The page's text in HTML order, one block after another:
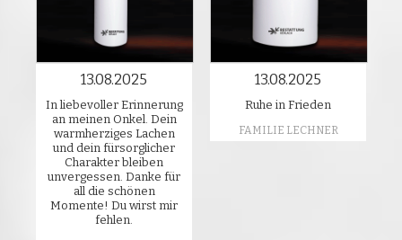
13.08.2025
In liebevoller Erinnerung
an meinen Onkel. Dein
warmherziges Lachen
und dein fürsorglicher
Charakter bleiben
unvergessen. Danke für
all die schönen
Momente! Du wirst mir
fehlen.
13.08.2025
Ruhe in Frieden
FAMILIE LECHNER